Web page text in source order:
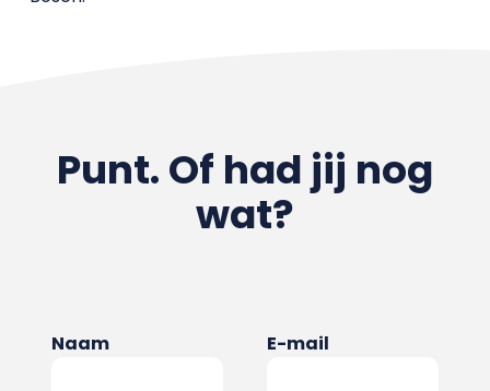
Punt. Of had jij nog
wat?
Naam E-mail